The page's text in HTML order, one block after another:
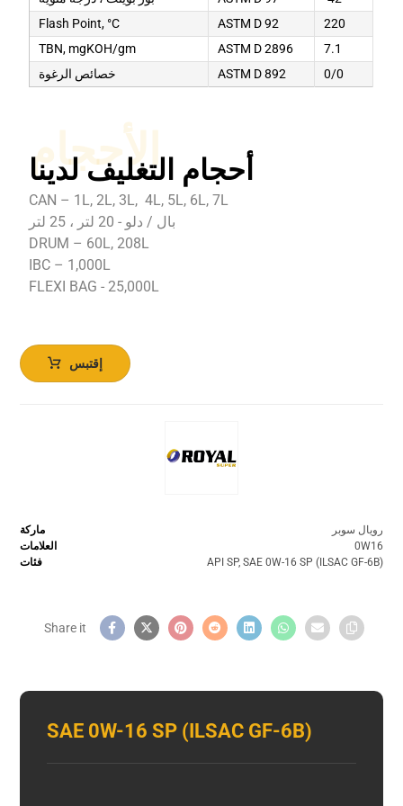
Flash Point, °C
ASTM D 92
220
TBN, mgKOH/gm
ASTM D 2896
7.1
خصائص الرغوة
ASTM D 892 0/0
الأحجام
أحجام التغليف لدينا
CAN – 1L, 2L, 3L, 4L, 5L, 6L, 7L
بال / دلو - 20 لتر ، 25 لتر
DRUM – 60L, 208L
IBC – 1,000L
FLEXI BAG - 25,000L
إقتبس
ماركة
رويال سوبر
العلامات
0W16
فئات
API SP, SAE 0W-16 SP (ILSAC GF-6B)
SAE 0W-16 SP (ILSAC GF-6B)